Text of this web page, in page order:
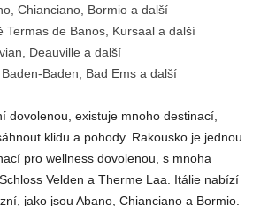
Chianciano, Bormio a další
Termas de Banos, Kursaal a další
Deauville a další
Baden, Bad Ems a další
dovolenou, existuje mnoho destinací,
klidu a pohody. Rakousko je jednou
pro wellness dovolenou, s mnoha
Velden a Therme Laa. Itálie nabízí
jako jsou Abano, Chianciano a Bormio.